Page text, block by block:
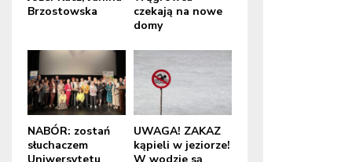
Brzostowska
czekają na nowe
domy
NABÓR: zostań
słuchaczem
UWAGA! ZAKAZ
kąpieli w jeziorze!